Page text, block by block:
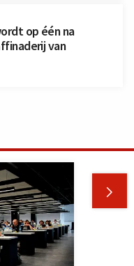
op één na
van
